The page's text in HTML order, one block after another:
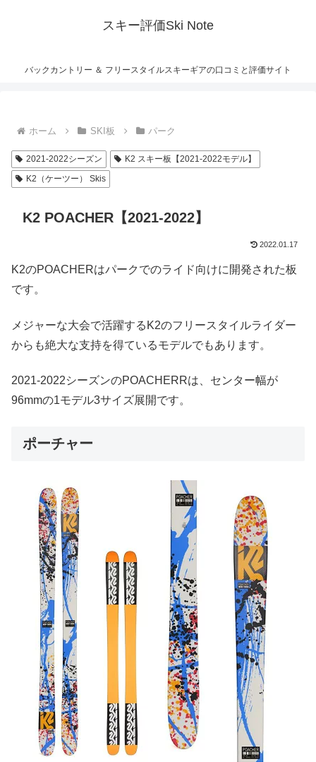
スキー評価Ski Note
バックカントリー ＆ フリースタイルスキーギアの口コミと評価サイト
ホーム SKI板 パーク
2021-2022シーズン
K2 スキー板【2021-2022モデル】
K2（ケーツー） Skis
K2 POACHER【2021-2022】
2022.01.17
K2のPOACHERはパークでのライド向けに開発された板
です。
メジャーな大会で活躍するK2のフリースタイルライダー
からも絶大な支持を得ているモデルでもあります。
2021-2022シーズンのPOACHERRは、センター幅が
96mmの1モデル3サイズ展開です。
ポーチャー